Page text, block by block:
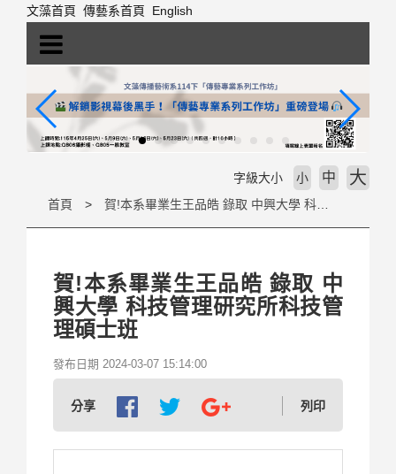
文藻首頁 傳藝系首頁 English
首頁
字級大小 小 中 大
賀!本系畢業生王品皓 錄取 中
興大學 科技管理研究所科技管
理碩士班
發布日期 2024-03-07 15:14:00
分享 列印